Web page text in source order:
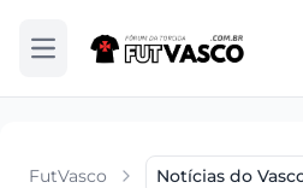
Abrir menu
FutVasco Notícias do